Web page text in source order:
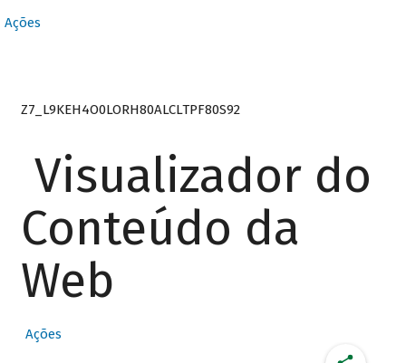
Ações
Z7_L9KEH4O0LORH80ALCLTPF80S92
Visualizador do
Conteúdo da
Web
Ações